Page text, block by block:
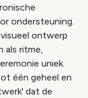
ondersteuning.
ontwerp
als ritme,
uniek.
één geheel en
dat de